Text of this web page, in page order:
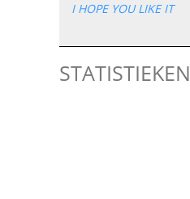
I HOPE YOU LIKE IT
STATISTIEKEN